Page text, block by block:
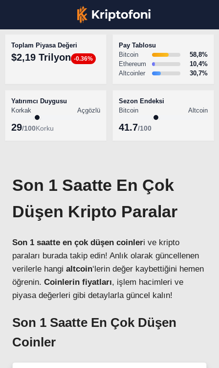
Youtube
TikTok
LinkedIn
Telegram
BİTCOİN HABERLERİ
ALTCOİN HABERLERİ
Toplam Piyasa Değeri
$2,19 Trilyon -0.36%
Pay Tablosu
Bitcoin
58,8%
Ethereum
10,4%
Altcoinler
30,7%
Yatırımcı Duygusu
Korkak
Açgözlü
29/100Korku
Sezon Endeksi
Bitcoin
Altcoin
41.7/100
Son 1 Saatte En Çok
Düşen Kripto Paralar
Son 1 saatte en çok düşen coinleri ve kripto
paraları burada takip edin! Anlık olarak güncellenen
verilerle hangi altcoin‘lerin değer kaybettiğini hemen
öğrenin. Coinlerin fiyatları, işlem hacimleri ve
piyasa değerleri gibi detaylarla güncel kalın!
Son 1 Saatte En Çok Düşen
Coinler